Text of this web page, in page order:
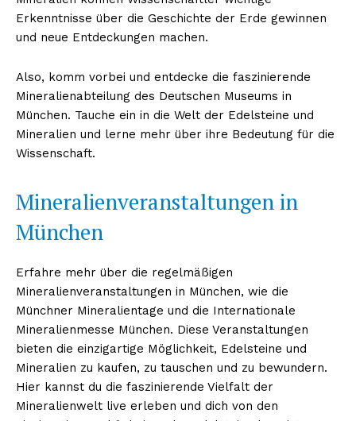
Erkenntnisse über die Geschichte der Erde gewinnen
und neue Entdeckungen machen.
Also, komm vorbei und entdecke die faszinierende
Mineralienabteilung des Deutschen Museums in
München. Tauche ein in die Welt der Edelsteine und
Mineralien und lerne mehr über ihre Bedeutung für die
Wissenschaft.
Mineralienveranstaltungen in
München
Erfahre mehr über die regelmäßigen
Mineralienveranstaltungen in München, wie die
Münchner Mineralientage und die Internationale
Mineralienmesse München. Diese Veranstaltungen
bieten die einzigartige Möglichkeit, Edelsteine und
Mineralien zu kaufen, zu tauschen und zu bewundern.
Hier kannst du die faszinierende Vielfalt der
Mineralienwelt live erleben und dich von den